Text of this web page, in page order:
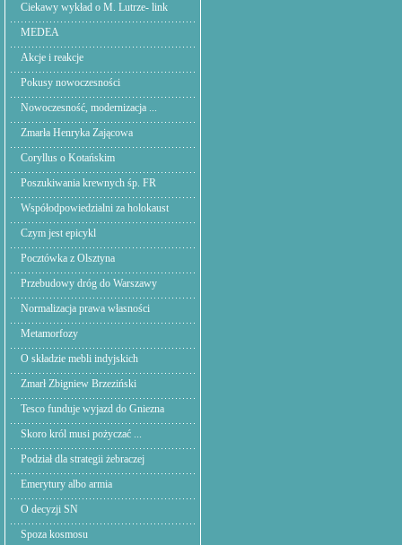
Ciekawy wykład o M. Lutrze- link
MEDEA
Akcje i reakcje
Pokusy nowoczesności
Nowoczesność, modernizacja ...
Zmarła Henryka Zającowa
Coryllus o Kotańskim
Poszukiwania krewnych śp. FR
Współodpowiedzialni za holokaust
Czym jest epicykl
Pocztówka z Olsztyna
Przebudowy dróg do Warszawy
Normalizacja prawa własności
Metamorfozy
O składzie mebli indyjskich
Zmarł Zbigniew Brzeziński
Tesco funduje wyjazd do Gniezna
Skoro król musi pożyczać ...
Podział dla strategii żebraczej
Emerytury albo armia
O decyzji SN
Spoza kosmosu